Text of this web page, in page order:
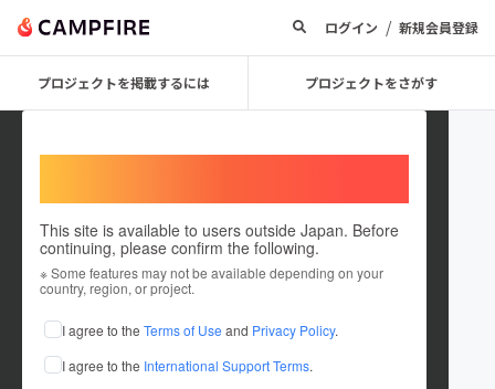
ログイン / 新規会員登録
プロジェクトを掲載するには プロジェクトをさがす
This site is available to users outside Japan. Before
continuing, please confirm the following.
※ Some features may not be available depending on your
country, region, or project.
I agree to the Terms of Use and Privacy Policy.
I agree to the International Support Terms.
naberui75
これまでに6回支援して1件のプロジェクトを投稿しています
在住国：日本 現在地：埼玉県